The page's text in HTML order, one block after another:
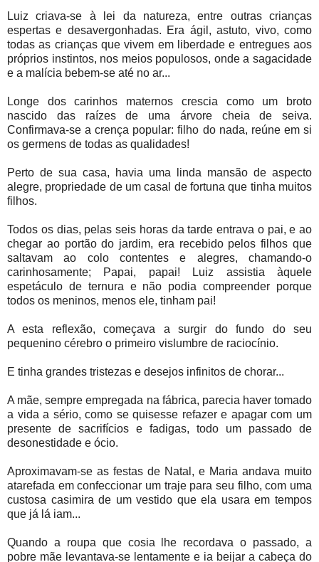
Luiz criava-se à lei da natureza, entre outras crianças
espertas e desavergonhadas. Era ágil, astuto, vivo, como
todas as crianças que vivem em liberdade e entregues aos
próprios instintos, nos meios populosos, onde a sagacidade
e a malícia bebem-se até no ar...
Longe dos carinhos maternos crescia como um broto
nascido das raízes de uma árvore cheia de seiva.
Confirmava-se a crença popular: filho do nada, reúne em si
os germens de todas as qualidades!
Perto de sua casa, havia uma linda mansão de aspecto
alegre, propriedade de um casal de fortuna que tinha muitos
filhos.
Todos os dias, pelas seis horas da tarde entrava o pai, e ao
chegar ao portão do jardim, era recebido pelos filhos que
saltavam ao colo contentes e alegres, chamando-o
carinhosamente; Papai, papai! Luiz assistia àquele
espetáculo de ternura e não podia compreender porque
todos os meninos, menos ele, tinham pai!
A esta reflexão, começava a surgir do fundo do seu
pequenino cérebro o primeiro vislumbre de raciocínio.
E tinha grandes tristezas e desejos infinitos de chorar...
A mãe, sempre empregada na fábrica, parecia haver tomado
a vida a sério, como se quisesse refazer e apagar com um
presente de sacrifícios e fadigas, todo um passado de
desonestidade e ócio.
Aproximavam-se as festas de Natal, e Maria andava muito
atarefada em confeccionar um traje para seu filho, com uma
custosa casimira de um vestido que ela usara em tempos
que já lá iam...
Quando a roupa que cosia lhe recordava o passado, a
pobre mãe levantava-se lentamente e ia beijar a cabeça do